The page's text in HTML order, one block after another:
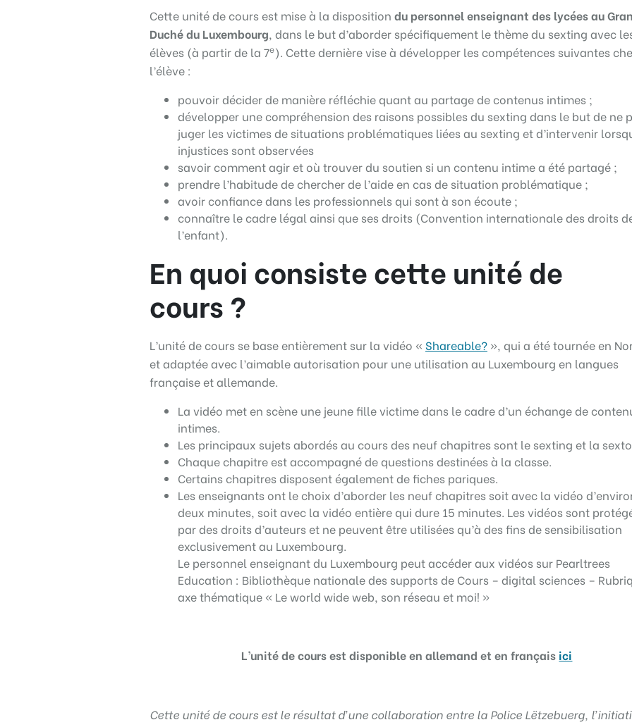
Cette unité de cours est mise à la disposition du personnel enseignant des lycées au
Duché du Luxembourg, dans le but d’aborder spécifiquement le thème du sexting avec
élèves (à partir de la 7e). Cette dernière vise à développer les compétences suivantes
l’élève :
pouvoir décider de manière réfléchie quant au partage de contenus intimes ;
développer une compréhension des raisons possibles du sexting dans le but de ne
juger les victimes de situations problématiques liées au sexting et d’intervenir
injustices sont observées
savoir comment agir et où trouver du soutien si un contenu intime a été partagé ;
prendre l’habitude de chercher de l’aide en cas de situation problématique ;
avoir confiance dans les professionnels qui sont à son écoute ;
connaître le cadre légal ainsi que ses droits (Convention internationale des droits
l’enfant).
En quoi consiste cette unité de
cours ?
L’unité de cours se base entièrement sur la vidéo « Shareable?», qui a été tournée en
et adaptée avec l’aimable autorisation pour une utilisation au Luxembourg en langues
française et allemande.
La vidéo met en scène une jeune fille victime dans le cadre d’un échange de
intimes.
Les principaux sujets abordés au cours des neuf chapitres sont le sexting et la
Chaque chapitre est accompagné de questions destinées à la classe.
Certains chapitres disposent également de fiches pariques.
Les enseignants ont le choix d’aborder les neuf chapitres soit avec la vidéo
deux minutes, soit avec la vidéo entière qui dure 15 minutes. Les vidéos sont
par des droits d’auteurs et ne peuvent être utilisées qu’à des fins de sensibilisation
exclusivement au Luxembourg.
Le personnel enseignant du Luxembourg peut accéder aux vidéos sur Pearltrees
Education : Bibliothèque nationale des supports de Cours – digital sciences –
axe thématique « Le world wide web, son réseau et moi! »
L’unité de cours est disponible en allemand et en français ici
Cette unité de cours est le résultat d’une collaboration entre la Police Lëtzebuerg,